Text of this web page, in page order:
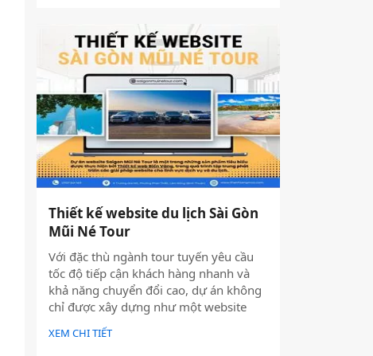
thuật của bạn hoàn toàn vượt trội.
Thiết kế website du lịch Sài Gòn
Mũi Né Tour
Với đặc thù ngành tour tuyến yêu cầu
tốc độ tiếp cận khách hàng nhanh và
khả năng chuyển đổi cao, dự án không
chỉ được xây dựng như một website
giới thiệu thông tin, mà được định
hướng trở thành một công cụ hỗ trợ
XEM CHI TIẾT